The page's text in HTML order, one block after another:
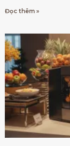
Đọc thêm »